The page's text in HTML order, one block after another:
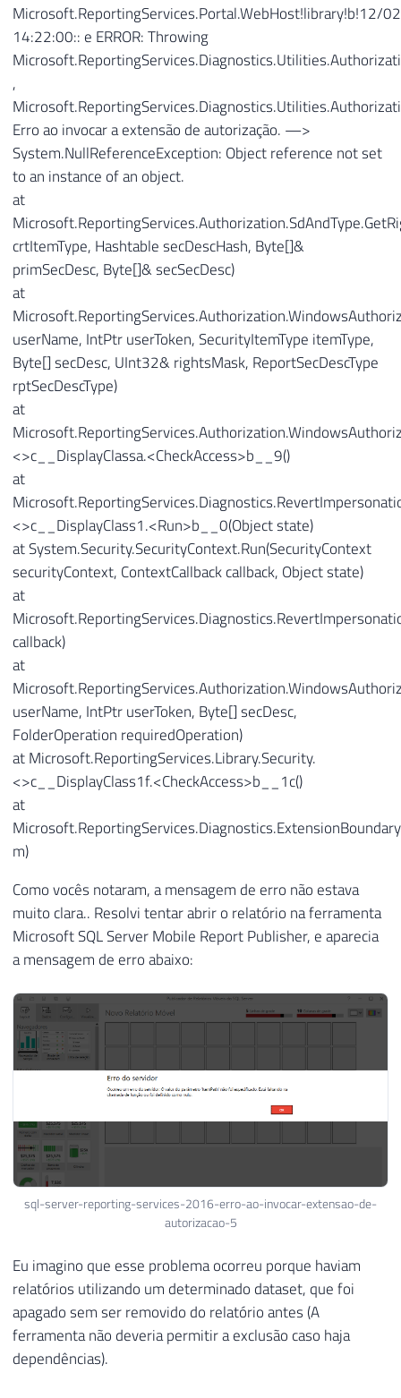
Microsoft.ReportingServices.Portal.WebHost!library!b!12/
14:22:00:: e ERROR: Throwing
,
Erro ao invocar a extensão de autorização. —>
System.NullReferenceException: Object reference not set
to an instance of an object.
at
crtItemType, Hashtable secDescHash, Byte[]&
primSecDesc, Byte[]& secSecDesc)
at
userName, IntPtr userToken, SecurityItemType itemType,
Byte[] secDesc, UInt32& rightsMask, ReportSecDescType
rptSecDescType)
at
<>c__DisplayClassa.<CheckAccess>b__9()
at
<>c__DisplayClass1.<Run>b__0(Object state)
at System.Security.SecurityContext.Run(SecurityContext
securityContext, ContextCallback callback, Object state)
at
callback)
at
userName, IntPtr userToken, Byte[] secDesc,
FolderOperation requiredOperation)
at Microsoft.ReportingServices.Library.Security.
<>c__DisplayClass1f.<CheckAccess>b__1c()
at
m)
Como vocês notaram, a mensagem de erro não estava
muito clara.. Resolvi tentar abrir o relatório na ferramenta
Microsoft SQL Server Mobile Report Publisher, e aparecia
a mensagem de erro abaixo:
sql-server-reporting-services-2016-erro-ao-invocar-extensao-de-
autorizacao-5
Eu imagino que esse problema ocorreu porque haviam
relatórios utilizando um determinado dataset, que foi
apagado sem ser removido do relatório antes (A
ferramenta não deveria permitir a exclusão caso haja
dependências).